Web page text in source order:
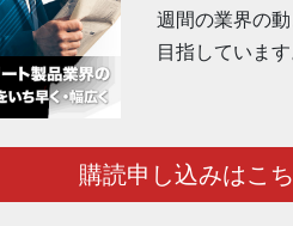
週間の業界の
目指しています
購読申し込みはこ